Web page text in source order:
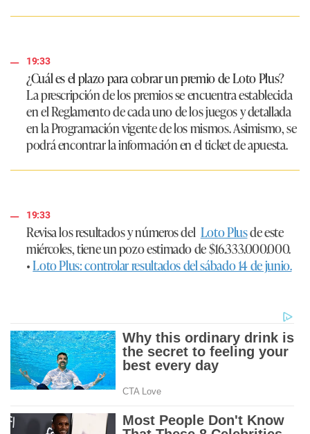
19:33
¿Cuál es el plazo para cobrar un premio de Loto Plus?
La prescripción de los premios se encuentra establecida
en el Reglamento de cada uno de los juegos y detallada
en la Programación vigente de los mismos. Asimismo, se
podrá encontrar la información en el ticket de apuesta.
19:33
Revisa los resultados y números del Loto Plusde este
miércoles, tiene un pozo estimado de$16.333.000.000.
•Loto Plus: controlar resultados del sábado 14 de junio.